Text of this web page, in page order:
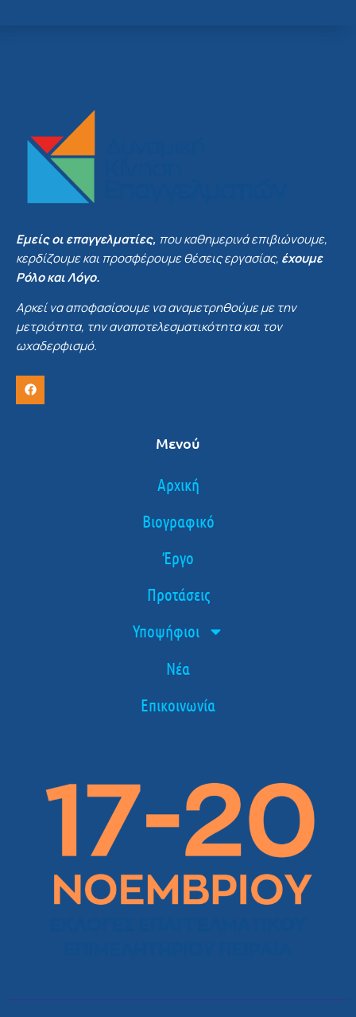
Εμείς οι επαγγελματίες, που καθημερινά επιβιώνουμε,
κερδίζουμε και προσφέρουμε θέσεις εργασίας, έχουμε
Ρόλο και Λόγο.
Αρκεί να αποφασίσουμε να αναμετρηθούμε με την
μετριότητα, την αναποτελεσματικότητα και τον
ωχαδερφισμό.
Μενού
Αρχική
Βιογραφικό
Έργο
Προτάσεις
Υποψήφιοι
Νέα
Επικοινωνία